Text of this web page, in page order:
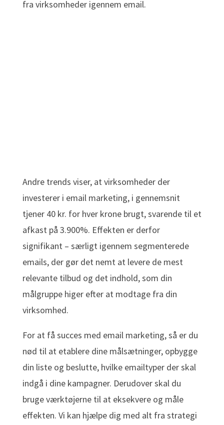
fra virksomheder igennem email.
Andre trends viser, at virksomheder der
investerer i email marketing, i gennemsnit
tjener 40 kr. for hver krone brugt, svarende til et
afkast på 3.900%. Effekten er derfor
signifikant – særligt igennem segmenterede
emails, der gør det nemt at levere de mest
relevante tilbud og det indhold, som din
målgruppe higer efter at modtage fra din
virksomhed.
For at få succes med email marketing, så er du
nød til at etablere dine målsætninger, opbygge
din liste og beslutte, hvilke emailtyper der skal
indgå i dine kampagner. Derudover skal du
bruge værktøjerne til at eksekvere og måle
effekten. Vi kan hjælpe dig med alt fra strategi